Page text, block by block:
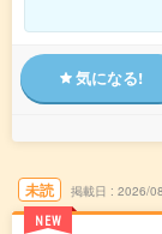
気になる!
未読
NEW
掲載日 2026/